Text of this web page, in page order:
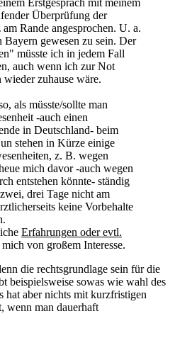
Überprüfung der
Rande angesprochen. U. a.
Bayern gewesen zu sein. Der
müsste ich in jedem Fall
auch wenn ich zur Not
zuhause wäre.
als müsste/sollte man
-auch einen
in Deutschland- beim
stehen in Kürze einige
z. B. wegen
mich davor -auch wegen
entstehen könnte- ständig
drei Tage nicht am
keine Vorbehalte
Erfahrungen oder evtl.
von großem Interesse.
die rechtsgrundlage sein für die
beispielsweise sowas wie wahl des
hat aber nichts mit kurzfristigen
wenn man dauerhaft